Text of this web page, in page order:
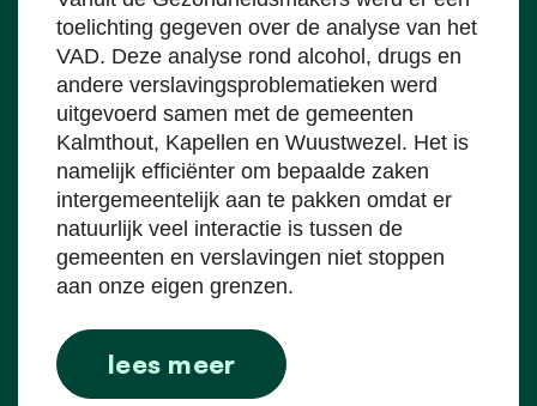
toelichting gegeven over de analyse van het
VAD. Deze analyse rond alcohol, drugs en
andere verslavingsproblematieken werd
uitgevoerd samen met de gemeenten
Kalmthout, Kapellen en Wuustwezel. Het is
namelijk efficiënter om bepaalde zaken
intergemeentelijk aan te pakken omdat er
natuurlijk veel interactie is tussen de
gemeenten en verslavingen niet stoppen
aan onze eigen grenzen.
lees meer